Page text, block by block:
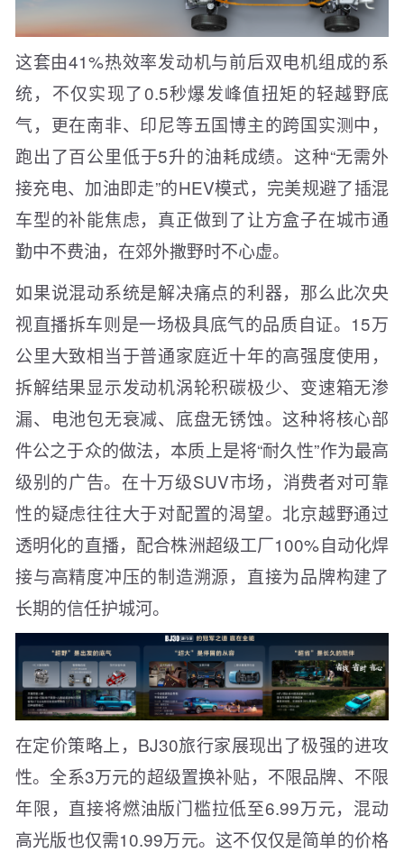
这套由41%热效率发动机与前后双电机组成的系
统，不仅实现了0.5秒爆发峰值扭矩的轻越野底
气，更在南非、印尼等五国博主的跨国实测中，
跑出了百公里低于5升的油耗成绩。这种“无需外
接充电、加油即走”的HEV模式，完美规避了插混
车型的补能焦虑，真正做到了让方盒子在城市通
勤中不费油，在郊外撒野时不心虚。
如果说混动系统是解决痛点的利器，那么此次央
视直播拆车则是一场极具底气的品质自证。15万
公里大致相当于普通家庭近十年的高强度使用，
拆解结果显示发动机涡轮积碳极少、变速箱无渗
漏、电池包无衰减、底盘无锈蚀。这种将核心部
件公之于众的做法，本质上是将“耐久性”作为最高
级别的广告。在十万级SUV市场，消费者对可靠
性的疑虑往往大于对配置的渴望。北京越野通过
透明化的直播，配合株洲超级工厂100%自动化焊
接与高精度冲压的制造溯源，直接为品牌构建了
长期的信任护城河。
在定价策略上，BJ30旅行家展现出了极强的进攻
性。全系3万元的超级置换补贴，不限品牌、不限
年限，直接将燃油版门槛拉低至6.99万元，混动
高光版也仅需10.99万元。这不仅仅是简单的价格